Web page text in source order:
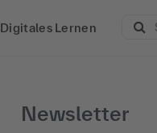
Digitales Lernen
Newsletter